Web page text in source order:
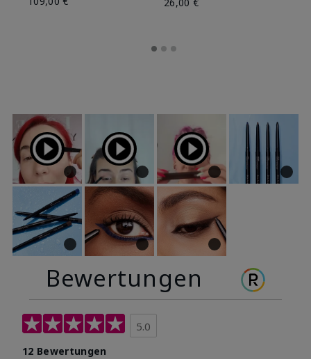
Bewertungen
5.0
12 Bewertungen